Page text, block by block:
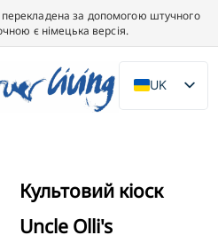
за допомогою штучного
є німецька версія.
UK
DE
PL
Культовий кіоск
Uncle Olli's